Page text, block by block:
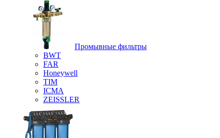
Промывные фильтры
BWT
FAR
Honeywell
TIM
ICMA
ZEISSLER